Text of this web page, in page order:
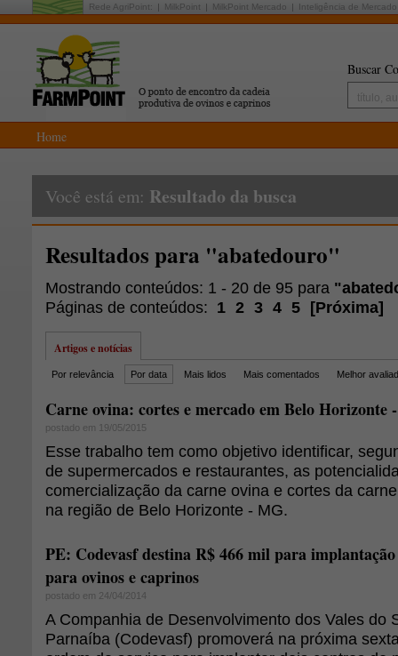
Rede AgriPoint: MilkPoint MilkPoint Mercado Inteligência de Mercado
Buscar
Home
Você está em: Resultado da busca
Resultados para "abatedouro"
Mostrando conteúdos: 1 - 20 de 95 para
Páginas de conteúdos: 1 2 3 4 5 [Próxima]
Artigos e notícias
Por relevância Por data Mais lidos Mais comentados Melhor
Carne ovina: cortes e mercado em Belo
postado em 19/05/2015
Esse trabalho tem como objetivo identificar,
de supermercados e restaurantes, as
comercialização da carne ovina e cortes da
na região de Belo Horizonte - MG.
PE: Codevasf destina R$ 466 mil para
para ovinos e caprinos
postado em 24/04/2014
A Companhia de Desenvolvimento dos Vales do
Parnaíba (Codevasf) promoverá na próxima